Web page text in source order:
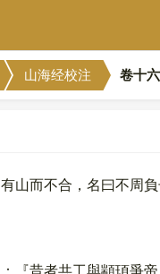
山海经校注 卷十
山而不合，名曰不周
『昔者共工與顓頊爭